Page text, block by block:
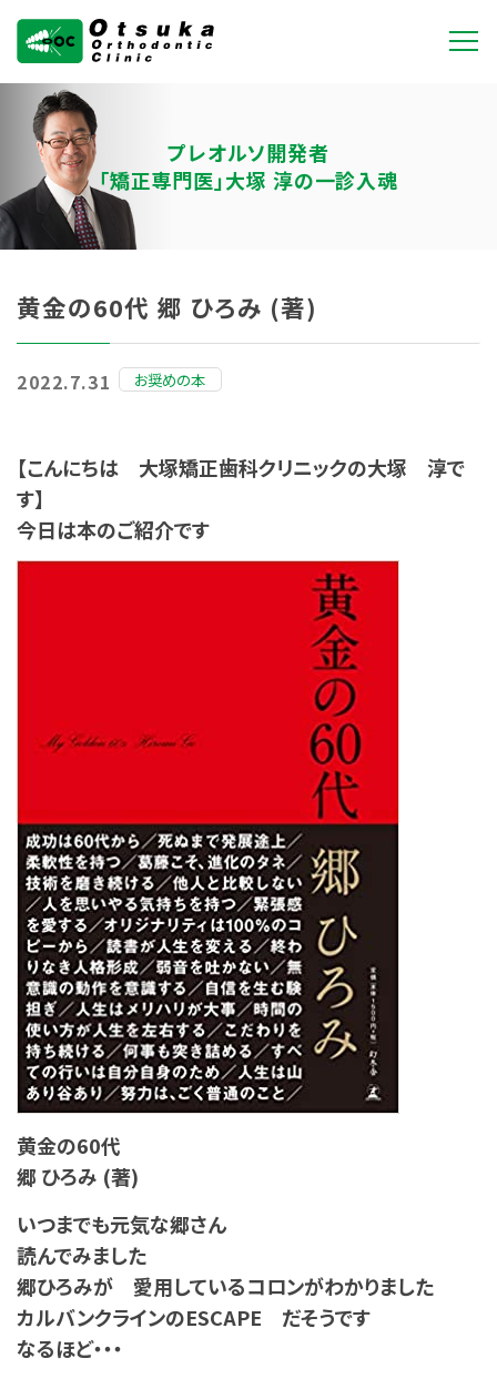
大塚矯正歯科クリニ
ック
プレオルソ開発者
「矯正専門医」大塚 淳の一診入魂
黄金の60代 郷 ひろみ (著)
2022.7.31 お奨めの本
【こんにちは 大塚矯正歯科クリニックの大塚 淳で
す】
今日は本のご紹介です
黄金の60代
郷 ひろみ (著)
いつまでも元気な郷さん
読んでみました
郷ひろみが 愛用しているコロンがわかりました
カルバンクラインのESCAPE だそうです
なるほど・・・